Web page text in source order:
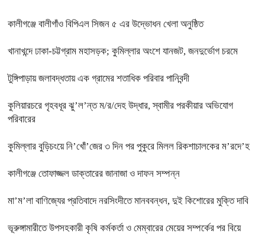
কালীগঞ্জে বালীগাঁও বিপিএল সিজন ৫ এর উদ্ভোধন খেলা অনুষ্ঠিত
খানাখন্দে ঢাকা-চট্টগ্রাম মহাসড়ক; কুমিল্লার অংশে যানজট, জনদুর্ভোগ চরমে
টুঙ্গিপাড়ায় জলাবদ্ধতায় এক গ্রামের শতাধিক পরিবার পানিবন্দী
কুলিয়ারচরে গৃহবধূর ঝু’ল’ন্ত ম/র/দেহ উদ্ধার, স্বামীর পরকীয়ার অভিযোগ
পরিবারের
কুমিল্লার বুড়িচংয়ে নি’খোঁ’জের ৩ দিন পর পুকুরে মিলল রিকশাচালকের ম’রদে’হ
কালীগঞ্জে তোফাজ্জল ডাক্তারের জানাজা ও দাফন সম্পন্ন
মা’ম’লা বাণিজ্যের প্রতিবাদে নরসিংদীতে মানববন্ধন, দুই কিশোরের মুক্তি দাবি
ভূরুঙ্গামারীতে উপসহকারী কৃষি কর্মকর্তা ও মেম্বারের মেয়ের সম্পর্কের পর বিয়ে